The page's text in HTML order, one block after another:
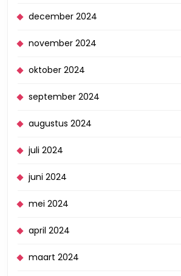
december 2024
november 2024
oktober 2024
september 2024
augustus 2024
juli 2024
juni 2024
mei 2024
april 2024
maart 2024